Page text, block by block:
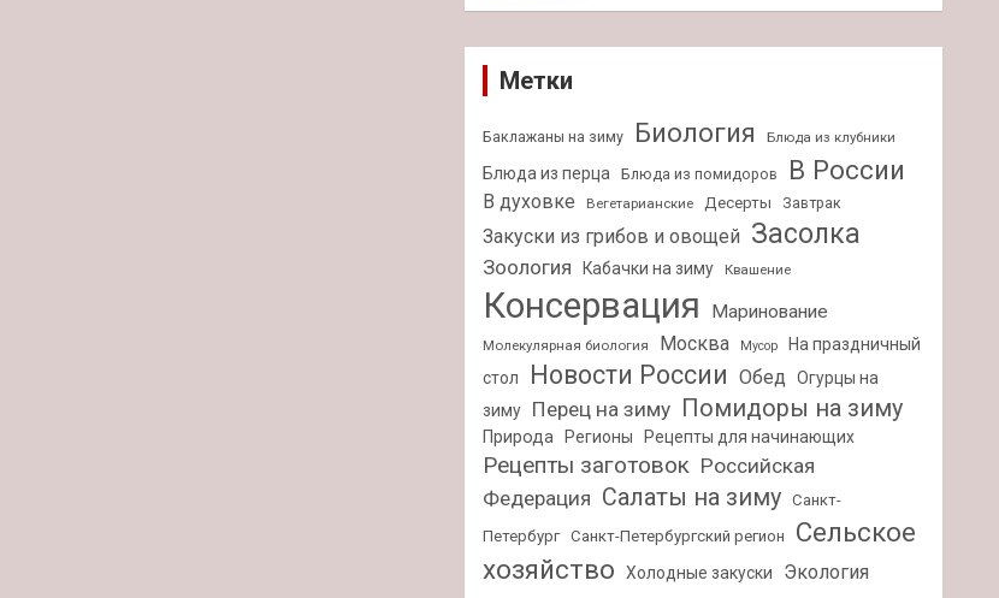
Метки
Баклажаны на зиму Биология Блюда из клубники
Блюда из перца Блюда из помидоров В России
В духовке Вегетарианские Десерты Завтрак
Закуски из грибов и овощей Засолка
Зоология Кабачки на зиму Квашение
Консервация Маринование
Молекулярная биология Москва Мусор
На праздничный
стол
Новости России Обед
Огурцы на
зиму
Перец на зиму Помидоры на зиму
Природа Регионы Рецепты для начинающих
Рецепты заготовок Российская
Федерация Салаты на зиму
Санкт-
Петербург Санкт-Петербургский регион
Сельское
хозяйство
Холодные закуски Экология